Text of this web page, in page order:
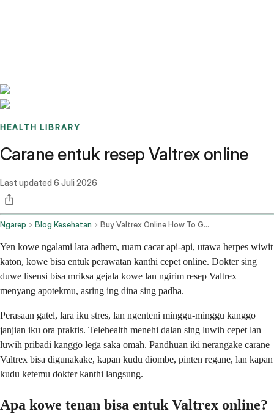
HEALTH LIBRARY
Carane entuk resep Valtrex online
Last updated 6 Juli 2026
Ngarep Blog Kesehatan Buy Valtrex Online How To Get A Valacyclovir Prescription Fast In 2026
Yen kowe ngalami lara adhem, ruam cacar api-api, utawa herpes wiwit
katon, kowe bisa entuk perawatan kanthi cepet online. Dokter sing
duwe lisensi bisa mriksa gejala kowe lan ngirim resep Valtrex
menyang apotekmu, asring ing dina sing padha.
Perasaan gatel, lara iku stres, lan ngenteni minggu-minggu kanggo
janjian iku ora praktis. Telehealth menehi dalan sing luwih cepet lan
luwih pribadi kanggo lega saka omah. Pandhuan iki nerangake carane
Valtrex bisa digunakake, kapan kudu diombe, pinten regane, lan kapan
kudu ketemu dokter kanthi langsung.
Apa kowe tenan bisa entuk Valtrex online?